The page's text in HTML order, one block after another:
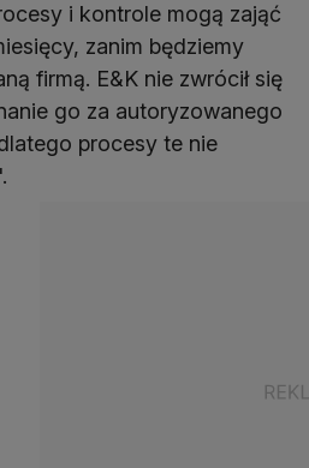
i kontrole mogą zająć
zanim będziemy
firmą. E&K nie zwrócił się
go za autoryzowanego
procesy te nie